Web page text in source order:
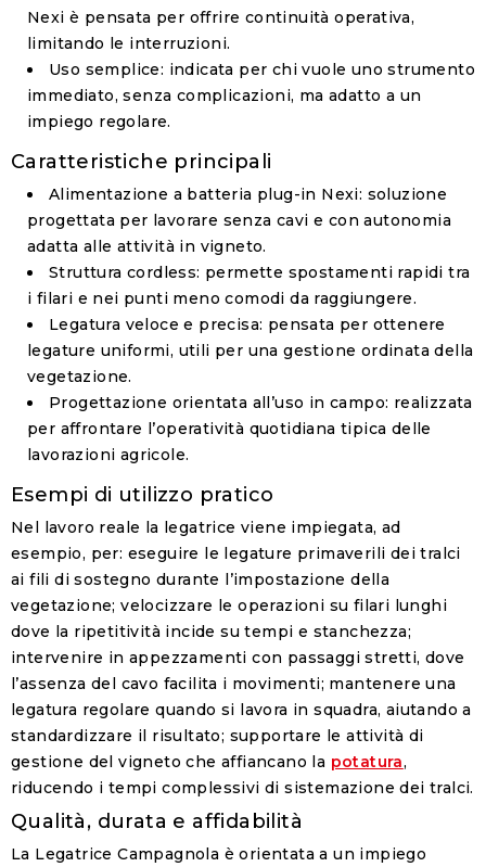
Nexi è pensata per offrire continuità operativa,
limitando le interruzioni.
Uso semplice: indicata per chi vuole uno strumento
immediato, senza complicazioni, ma adatto a un
impiego regolare.
Caratteristiche principali
Alimentazione a batteria plug-in Nexi: soluzione
progettata per lavorare senza cavi e con autonomia
adatta alle attività in vigneto.
Struttura cordless: permette spostamenti rapidi tra
i filari e nei punti meno comodi da raggiungere.
Legatura veloce e precisa: pensata per ottenere
legature uniformi, utili per una gestione ordinata della
vegetazione.
Progettazione orientata all’uso in campo: realizzata
per affrontare l’operatività quotidiana tipica delle
lavorazioni agricole.
Esempi di utilizzo pratico
Nel lavoro reale la legatrice viene impiegata, ad
esempio, per: eseguire le legature primaverili dei tralci
ai fili di sostegno durante l’impostazione della
vegetazione; velocizzare le operazioni su filari lunghi
dove la ripetitività incide su tempi e stanchezza;
intervenire in appezzamenti con passaggi stretti, dove
l’assenza del cavo facilita i movimenti; mantenere una
legatura regolare quando si lavora in squadra, aiutando a
standardizzare il risultato; supportare le attività di
gestione del vigneto che affiancano la potatura,
riducendo i tempi complessivi di sistemazione dei tralci.
Qualità, durata e affidabilità
La Legatrice Campagnola è orientata a un impiego